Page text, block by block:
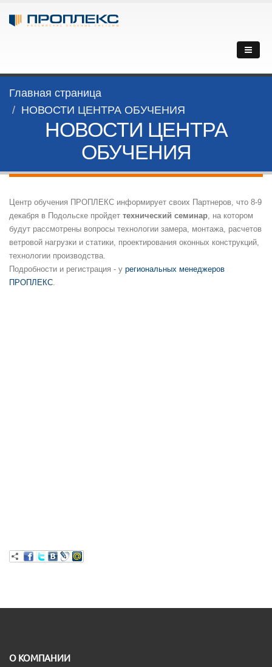
Главная страница
НОВОСТИ ЦЕНТРА ОБУЧЕНИЯ
НОВОСТИ ЦЕНТРА
ОБУЧЕНИЯ
Центр обучения ПРОПЛЕКС информирует своих Партнеров, что 8-9
декабря в Подольске пройдет технический семинар, на котором
будут рассмотрены вопросы технологии замера, монтажа, расчетов
ветровой нагрузки и статики, проектирования оконных конструкций,
технологии производства.
Подробности и регистрация - у региональных менеджеров
ПРОПЛЕКС.
O КОМПАНИИ